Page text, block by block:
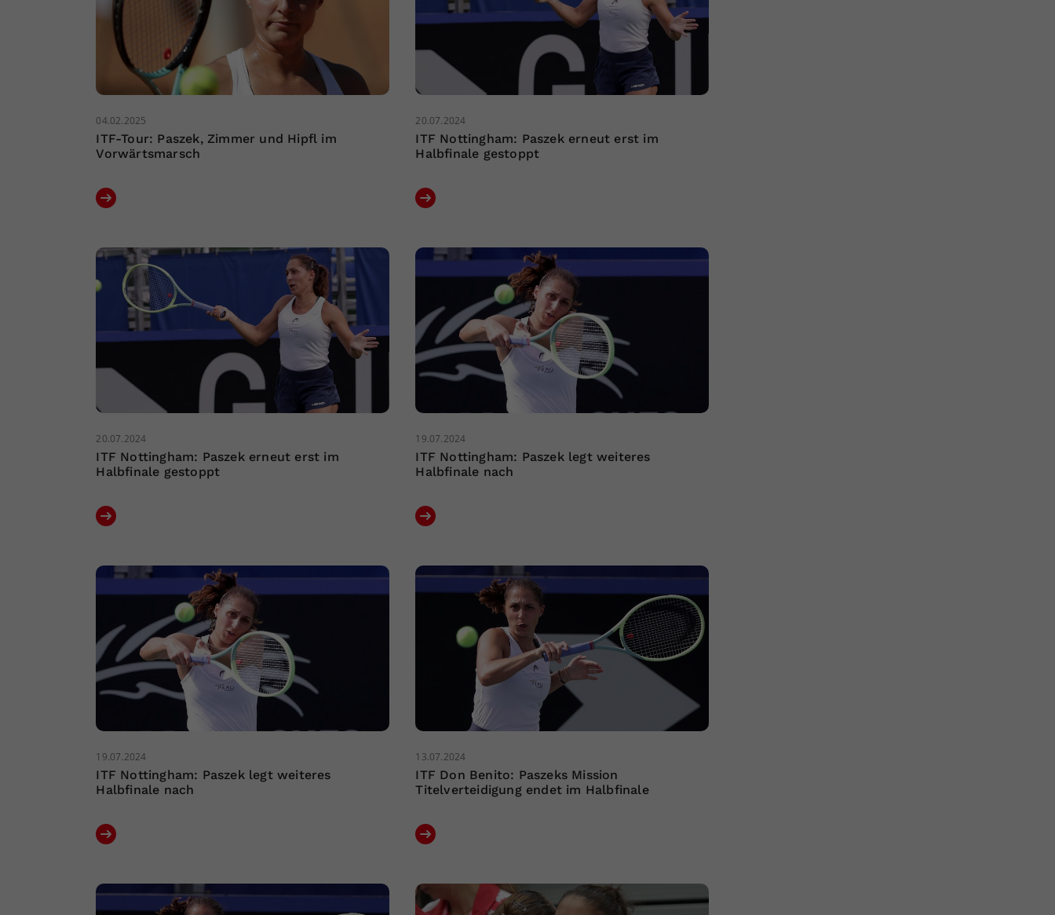
04.02.2025
ITF-Tour: Paszek, Zimmer und Hipfl im
Vorwärtsmarsch
20.07.2024
ITF Nottingham: Paszek erneut erst im
Halbfinale gestoppt
20.07.2024
ITF Nottingham: Paszek erneut erst im
Halbfinale gestoppt
19.07.2024
ITF Nottingham: Paszek legt weiteres
Halbfinale nach
19.07.2024
ITF Nottingham: Paszek legt weiteres
Halbfinale nach
13.07.2024
ITF Don Benito: Paszeks Mission
Titelverteidigung endet im Halbfinale